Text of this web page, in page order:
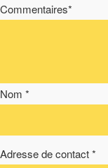
Commentaires*
Nom *
Adresse de contact *